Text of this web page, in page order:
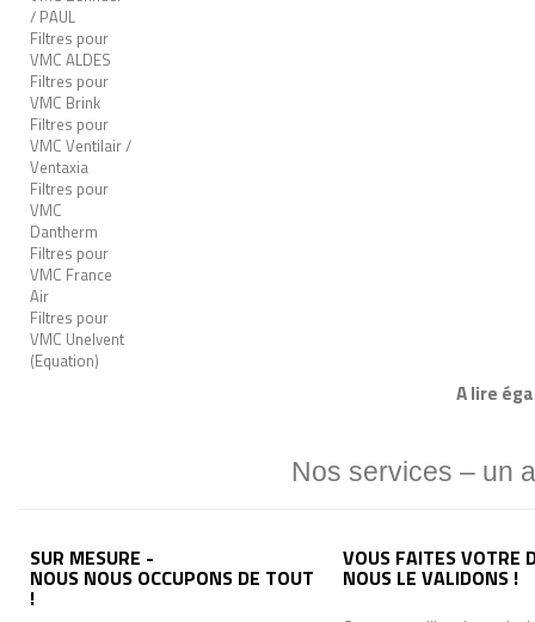
/ PAUL
Filtres pour
VMC ALDES
Filtres pour
VMC Brink
Filtres pour
VMC Ventilair /
Ventaxia
Filtres pour
VMC
Dantherm
Filtres pour
VMC France
Air
Filtres pour
VMC Unelvent
(Equation)
A lire
Nos services – un
SUR MESURE -
NOUS NOUS OCCUPONS DE TOUT
!
VOUS FAITES VOTRE
NOUS LE VALIDONS !